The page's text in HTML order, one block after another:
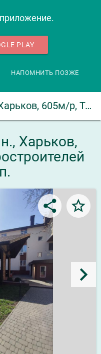
PLAY
НАПОМНИТЬ ПОЗЖЕ
квартира, 1-кімн., Харьков, 605м/р, Тракторостроителей просп.
Харьков,
share star_border
keyboard_arrow_right